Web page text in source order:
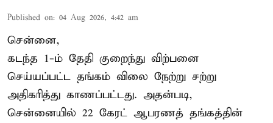
Published on: 04 Aug 2026, 4:42 am
சென்னை,
கடந்த 1-ம் தேதி குறைந்து விற்பனை
செய்யப்பட்ட தங்கம் விலை நேற்று சற்று
அதிகரித்து காணப்பட்டது. அதன்படி,
சென்னையில் 22 கேரட் ஆபரணத் தங்கத்தின்